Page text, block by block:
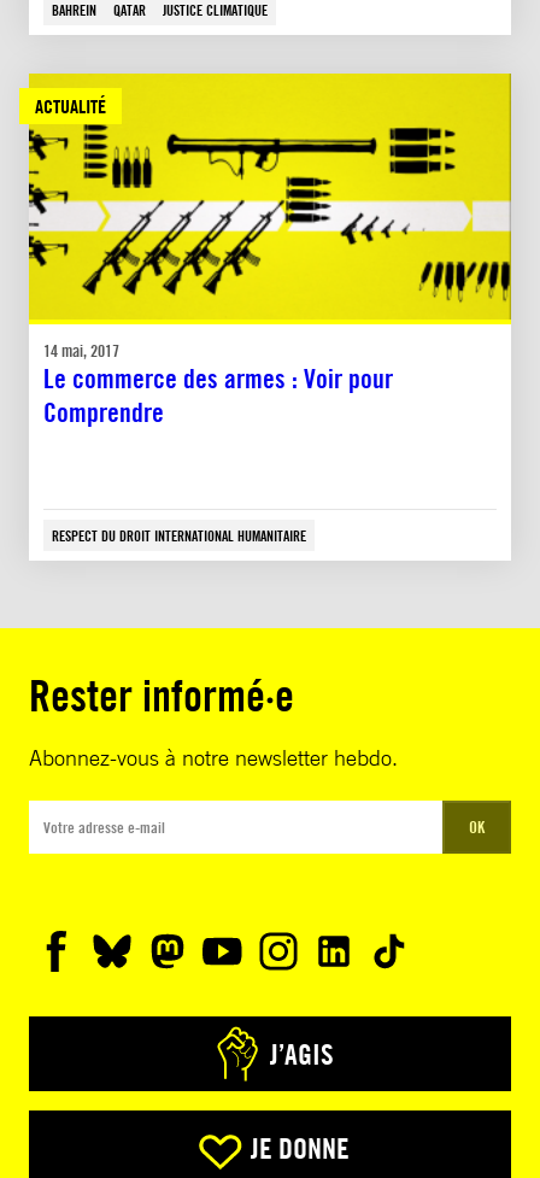
BAHREIN QATAR JUSTICE CLIMATIQUE
ACTUALITÉ
14 mai, 2017
Le commerce des armes : Voir pour
Comprendre
RESPECT DU DROIT INTERNATIONAL HUMANITAIRE
Rester informé·e
Abonnez-vous à notre newsletter hebdo.
OK
J’AGIS
JE DONNE